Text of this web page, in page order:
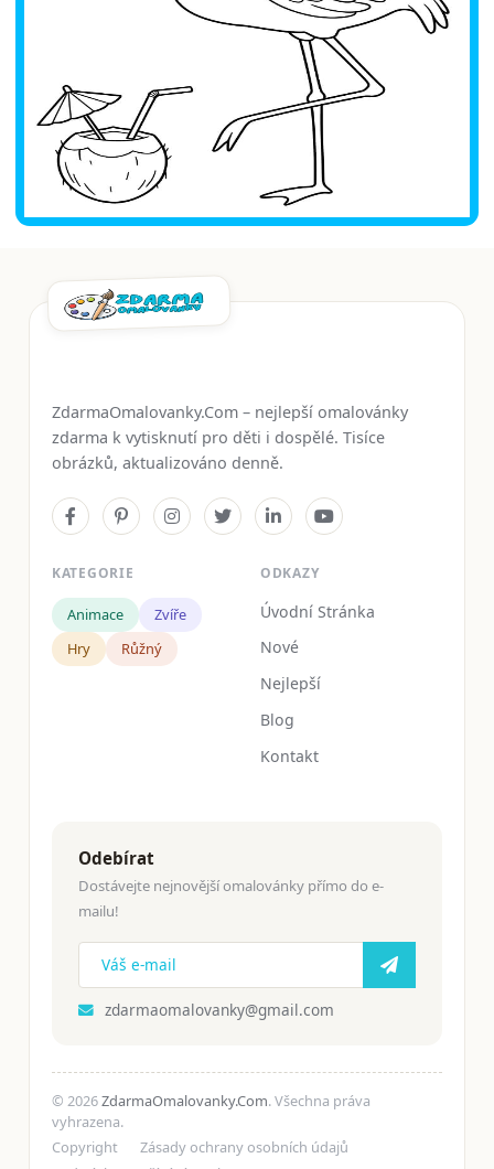
ZdarmaOmalovanky.Com – nejlepší omalovánky
zdarma k vytisknutí pro děti i dospělé. Tisíce
obrázků, aktualizováno denně.
KATEGORIE
Animace
Zvíře
Hry
Růžný
ODKAZY
Úvodní Stránka
Nové
Nejlepší
Blog
Kontakt
Odebírat
Dostávejte nejnovější omalovánky přímo do e-
mailu!
zdarmaomalovanky@gmail.com
© 2026ZdarmaOmalovanky.Com. Všechna práva
vyhrazena.
Copyright
Zásady ochrany osobních údajů